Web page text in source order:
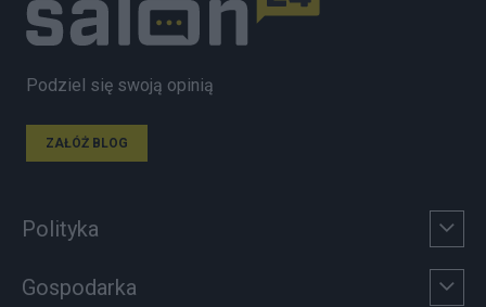
Podziel się swoją opinią
ZAŁÓŻ BLOG
Polityka
Gospodarka